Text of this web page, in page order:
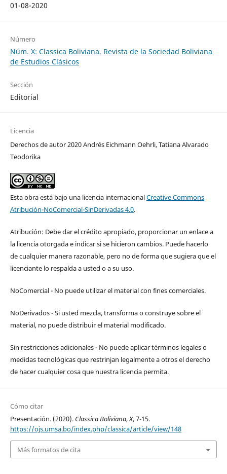
01-08-2020
Número
Núm. X: Classica Boliviana. Revista de la Sociedad Boliviana
de Estudios Clásicos
Sección
Editorial
Licencia
Derechos de autor 2020 Andrés Eichmann Oehrli, Tatiana Alvarado
Teodorika
Esta obra está bajo una licencia internacionalCreative Commons
Atribución-NoComercial-SinDerivadas 4.0.
Atribución: Debe dar el crédito apropiado, proporcionar un enlace a
la licencia otorgada e indicar si se hicieron cambios. Puede hacerlo
de cualquier manera razonable, pero no de forma que sugiera que el
licenciante lo respalda a usted o a su uso.
NoComercial - No puede utilizar el material con fines comerciales.
NoDerivados - Si usted mezcla, transforma o construye sobre el
material, no puede distribuir el material modificado.
Sin restricciones adicionales - No puede aplicar términos legales o
medidas tecnológicas que restrinjan legalmente a otros el derecho
de hacer cualquier cosa que nuestra licencia permita.
Cómo citar
Presentación. (2020). Classica Boliviana,X, 7-15.
https://ojs.umsa.bo/index.php/classica/article/view/148
Más formatos de cita